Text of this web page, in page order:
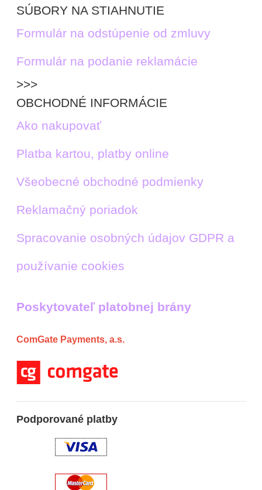
SÚBORY NA STIAHNUTIE
Formulár na odstúpenie od zmluvy
Formulár na podanie reklamácie
>>>
OBCHODNÉ INFORMÁCIE
Ako nakupovať
Platba kartou, platby online
Všeobecné obchodné podmienky
Reklamačný poriadok
Spracovanie osobných údajov GDPR a
používanie cookies
Poskytovateľ platobnej brány
ComGate Payments, a.s.
Podporované platby